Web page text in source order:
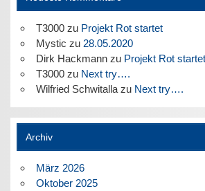
T3000zu Projekt Rot startet
Mystic zu 28.05.2020
Dirk Hackmannzu Projekt Rot startet
T3000zu Next try….
Wilfried Schwitallazu Next try….
Archiv
März 2026
Oktober 2025